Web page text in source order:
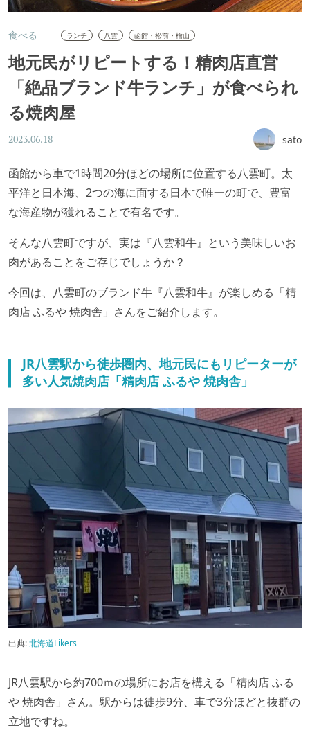
食べる ランチ 八雲 函館・松前・檜山
地元民がリピートする！精肉店直営
「絶品ブランド牛ランチ」が食べられ
る焼肉屋
2023.06.18 sato
函館から車で1時間20分ほどの場所に位置する八雲町。太
平洋と日本海、2つの海に面する日本で唯一の町で、豊富
な海産物が獲れることで有名です。
そんな八雲町ですが、実は『八雲和牛』という美味しいお
肉があることをご存じでしょうか？
今回は、八雲町のブランド牛『八雲和牛』が楽しめる「精
肉店 ふるや 焼肉舎」さんをご紹介します。
JR八雲駅から徒歩圏内、地元民にもリピーターが
多い人気焼肉店「精肉店 ふるや 焼肉舎」
出典:北海道Likers
JR八雲駅から約700ｍの場所にお店を構える「精肉店 ふる
や 焼肉舎」さん。駅からは徒歩9分、車で3分ほどと抜群の
立地ですね。